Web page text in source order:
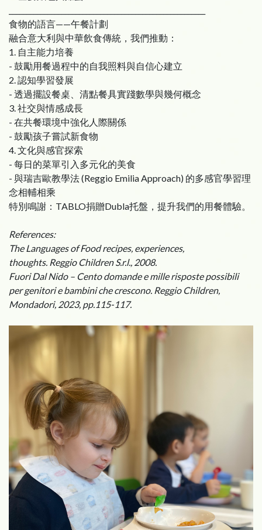
食物的語言——午餐計劃
融合意大利與中華飲食傳統，我們推動：
1. 自主能力培養
- 鼓勵用餐過程中的自我照料與自信心建立
2. 認知學習發展
- 透過擺設餐桌、清點餐具實踐數學與幾何概念
3. 社交與情感成長
- 在共餐環境中強化人際關係
- 鼓勵孩子嘗試新食物
4. 文化與感官探索
- 每日的菜單引入多元化的美食
- 與瑞吉歐教學法 (Reggio Emilia Approach) 的多感官學習理
念相輔相乘
特別鳴謝：TABLO捐贈Dubla托盤，提升我們的用餐體驗。
References:
The Languages of Food recipes, experiences,
thoughts. Reggio Children S.r.l., 2008.
Fuori Dal Nido – Cento domande e mille risposte possibili
per genitori e bambini che crescono. Reggio Children,
Mondadori, 2023, pp.115-117.